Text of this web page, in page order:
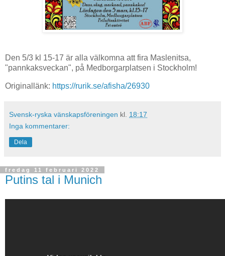
Den 5/3 kl 15-17 är alla välkomna att fira Maslenitsa,
"pannkaksveckan", på Medborgarplatsen i Stockholm!
Originallänk: https://rurik.se/afisha/26930
Svensk-ryska vänskapsföreningen kl. 18:17
Inga kommentarer:
Dela
fredag 11 februari 2022
Putins tal i Munich